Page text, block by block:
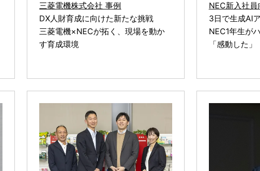
三菱電機株式会社 事例
DX人財育成に向けた新たな挑戦
三菱電機×NECが拓く、現場を動か
す育成環境
NEC新入社
3日で生成AI
NEC1年生が
「感動した」